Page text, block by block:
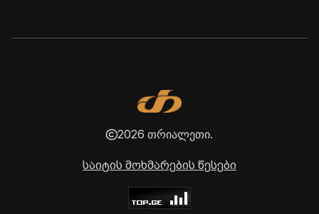
2026 თრიალეთი.
საიტის მოხმარების წესები